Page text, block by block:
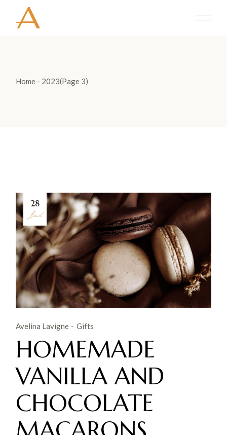
content
Home 2023(Page 3)
28
Jul
Avelina Lavigne Gifts
HOMEMADE
VANILLA AND
CHOCOLATE